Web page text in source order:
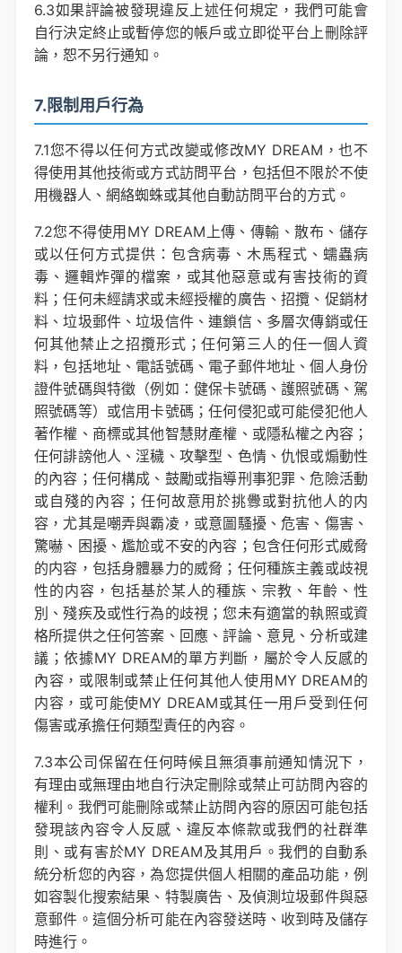
6.3如果評論被發現違反上述任何規定，我們可能會
自行決定終止或暫停您的帳戶或立即從平台上刪除評
論，恕不另行通知。
7.限制用戶行為
7.1您不得以任何方式改變或修改MY DREAM，也不
得使用其他技術或方式訪問平台，包括但不限於不使
用機器人、網絡蜘蛛或其他自動訪問平台的方式。
7.2您不得使用MY DREAM上傳、傳輸、散布、儲存
或以任何方式提供：包含病毒、木馬程式、蠕蟲病
毒、邏輯炸彈的檔案，或其他惡意或有害技術的資
料；任何未經請求或未經授權的廣告、招攬、促銷材
料、垃圾郵件、垃圾信件、連鎖信、多層次傳銷或任
何其他禁止之招攬形式；任何第三人的任一個人資
料，包括地址、電話號碼、電子郵件地址、個人身份
證件號碼與特徵（例如：健保卡號碼、護照號碼、駕
照號碼等）或信用卡號碼；任何侵犯或可能侵犯他人
著作權、商標或其他智慧財產權、或隱私權之內容；
任何誹謗他人、淫穢、攻擊型、色情、仇恨或煽動性
的內容；任何構成、鼓勵或指導刑事犯罪、危險活動
或自殘的內容；任何故意用於挑釁或對抗他人的内
容，尤其是嘲弄與霸凌，或意圖騷擾、危害、傷害、
驚嚇、困擾、尷尬或不安的內容；包含任何形式威脅
的内容，包括身體暴力的威脅；任何種族主義或歧視
性的内容，包括基於某人的種族、宗教、年齡、性
別、殘疾及或性行為的歧視；您未有適當的執照或資
格所提供之任何答案、回應、評論、意見、分析或建
議；依據MY DREAM的單方判斷，屬於令人反感的
內容，或限制或禁止任何其他人使用MY DREAM的
内容，或可能使MY DREAM或其任一用戶受到任何
傷害或承擔任何類型責任的內容。
7.3本公司保留在任何時候且無須事前通知情況下，
有理由或無理由地自行決定刪除或禁止可訪問內容的
權利。我們可能刪除或禁止訪問內容的原因可能包括
發現該內容令人反感、違反本條款或我們的社群準
則、或有害於MY DREAM及其用戶。我們的自動系
統分析您的內容，為您提供個人相關的產品功能，例
如容製化搜索結果、特製廣告、及偵測垃圾郵件與惡
意郵件。這個分析可能在內容發送時、收到時及儲存
時進行。